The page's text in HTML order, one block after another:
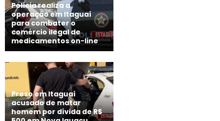
Polícia realiza a
operação em Itaguaí
para combater o
comércio ilegal de
medicamentos on-line
Preso em Itaguaí
acusado de matar
homem por dívida de R$